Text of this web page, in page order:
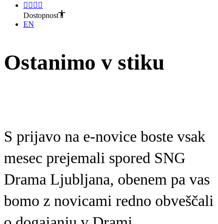
Dostopnost
EN
Ostanimo v stiku
S prijavo na e-novice boste vsak
mesec prejemali spored SNG
Drama Ljubljana, obenem pa vas
bomo z novicami redno obveščali